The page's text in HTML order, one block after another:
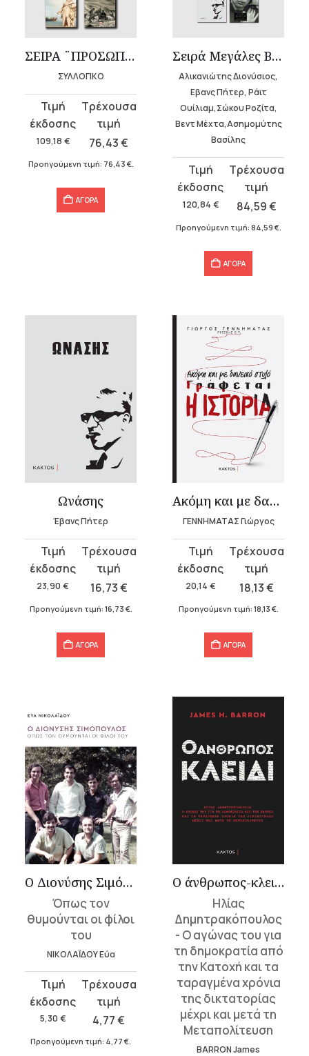
ΣΕΙΡΑ ¨ΠΡΟΣΩΠΑ ΕΛΛΗΝΙΚΗΣ ΕΠΑΝΑΣΤΑΣΗΣ”
ΣΥΛΛΟΓΙΚΟ
109,18 €
Original
price
was:
109,18 €.
76,43€
τρέχουσα
τιμή
Προηγούμενη τιμή: 76,43 €.
ΑΓΟΡΑ
Σειρά Μεγάλες Βιογραφίες (6 τόμοι)
Αλικανιώτης Διονύσιος,
Εβανς Πήτερ, Ράιτ
Ουίλιαμ,Σώκου Ροζίτα,
Βεντ Μέχτα,Ασημομύτης
Βασίλης
120,84 €
Original
price
was:
120,84 €.
84,59€
τρέχουσα
τιμή
Προηγούμενη τιμή: 84,59 €.
ΑΓΟΡΑ
Ωνάσης
Έβανς Πήτερ
23,90 €
Original
price
was:
23,90 €.
16,73€
τρέχουσα
τιμή
είναι:
Προηγούμενη τιμή: 16,73 €.
ΑΓΟΡΑ
Ακόμη και με δανεικό στυλό γράφεται η Ιστορία
ΓΕΝΝΗΜΑΤΑΣ Γιώργος
20,14 €
Original
price
was:
20,14 €.
18,13€
τρέχουσα
τιμή
είναι:
Προηγούμενη τιμή: 18,13 €.
ΑΓΟΡΑ
Ο Διονύσης Σιμόπουλος
Όπως τον
θυμούνται οι φίλοι
του
ΝΙΚΟΛΑΪΔΟΥ Εύα
5,30 €
Original
price
was:
5,30 €.
4,77€
τρέχουσα
τιμή
είναι:
Προηγούμενη τιμή: 4,77 €.
Ο άνθρωπος-κλειδί
Ηλίας
Δημητρακόπουλος
- Ο αγώνας του για
τη δημοκρατία από
την Κατοχή και τα
ταραγμένα χρόνια
της δικτατορίας
μέχρι και μετά τη
Μεταπολίτευση
BARRON James